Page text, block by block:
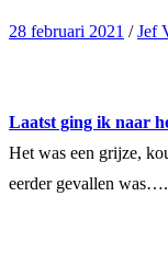
28 februari 2021 /Jef
Laatst ging ik naar
Het was een grijze,
eerder gevallen was….